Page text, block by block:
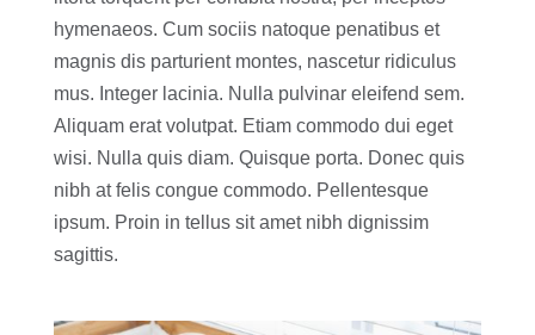
hymenaeos. Cum sociis natoque penatibus et
magnis dis parturient montes, nascetur ridiculus
mus. Integer lacinia. Nulla pulvinar eleifend sem.
Aliquam erat volutpat. Etiam commodo dui eget
wisi. Nulla quis diam. Quisque porta. Donec quis
nibh at felis congue commodo. Pellentesque
ipsum. Proin in tellus sit amet nibh dignissim
sagittis.